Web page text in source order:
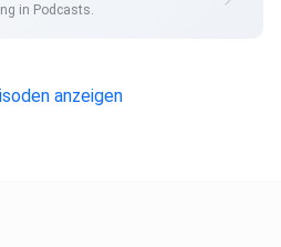
audio/2022/06/27/audi
in Podcasts.
anzeigen